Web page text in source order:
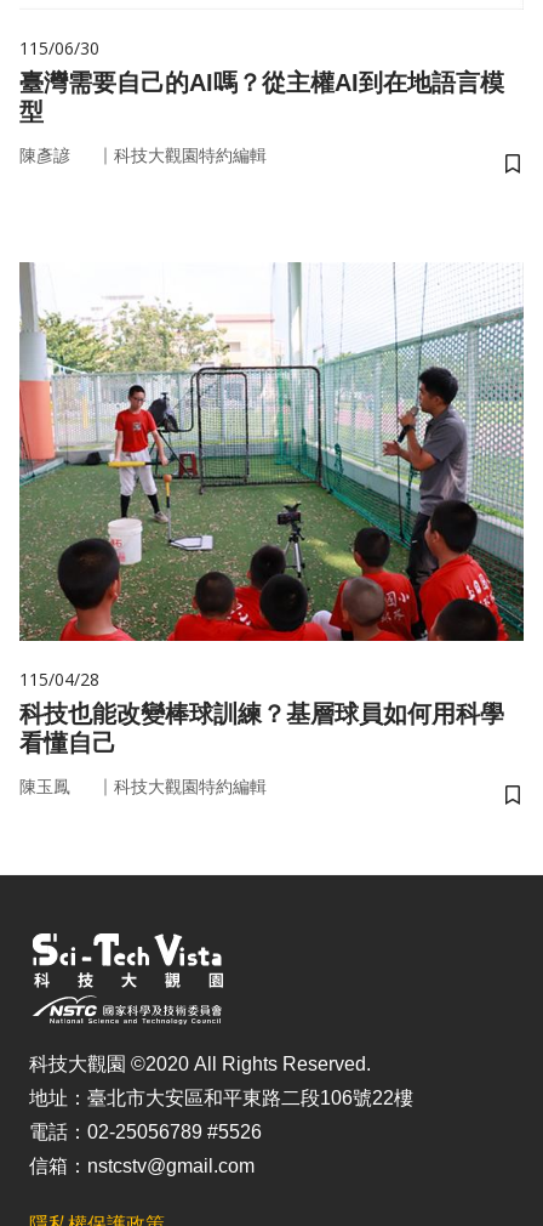
115/06/30
臺灣需要自己的AI嗎？從主權AI到在地語言模
型
陳彥諺 ｜ 科技大觀園特約編輯
儲
115/04/28
科技也能改變棒球訓練？基層球員如何用科學
看懂自己
陳玉鳳 ｜ 科技大觀園特約編輯
儲
科技大觀園 ©2020 All Rights Reserved.
地址：臺北市大安區和平東路二段106號22樓
電話：02-25056789 #5526
信箱：nstcstv@gmail.com